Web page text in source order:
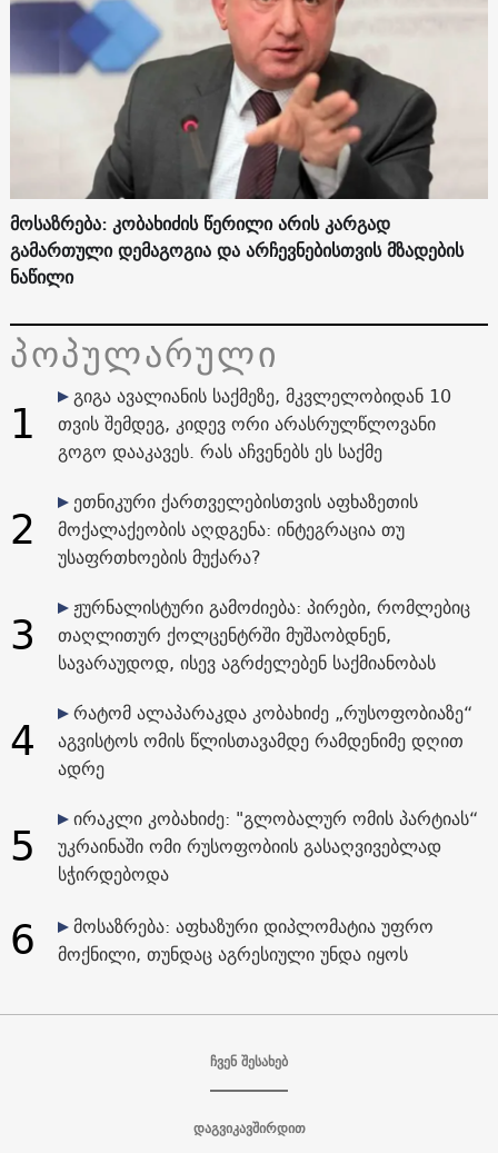
მოსაზრება: კობახიძის წერილი არის კარგად
გამართული დემაგოგია და არჩევნებისთვის მზადების
ნაწილი
პოპულარული
1
გიგა ავალიანის საქმეზე, მკვლელობიდან 10
თვის შემდეგ, კიდევ ორი არასრულწლოვანი
გოგო დააკავეს. რას აჩვენებს ეს საქმე
2
ეთნიკური ქართველებისთვის აფხაზეთის
მოქალაქეობის აღდგენა: ინტეგრაცია თუ
უსაფრთხოების მუქარა?
3
ჟურნალისტური გამოძიება: პირები, რომლებიც
თაღლითურ ქოლცენტრში მუშაობდნენ,
სავარაუდოდ, ისევ აგრძელებენ საქმიანობას
4
რატომ ალაპარაკდა კობახიძე „რუსოფობიაზე“
აგვისტოს ომის წლისთავამდე რამდენიმე დღით
ადრე
5
ირაკლი კობახიძე: "გლობალურ ომის პარტიას“
უკრაინაში ომი რუსოფობიის გასაღვივებლად
სჭირდებოდა
6
მოსაზრება: აფხაზური დიპლომატია უფრო
მოქნილი, თუნდაც აგრესიული უნდა იყოს
ჩვენ შესახებ
დაგვიკავშირდით